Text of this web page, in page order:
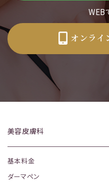
WEB
オンライ
美容皮膚科
基本料金
ダーマペン